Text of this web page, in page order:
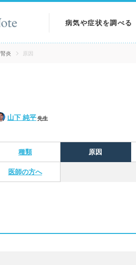
病気や症状を調べる
病気を調べる
腎炎 原因
山下 純平先生
種類 原因
医師の方へ